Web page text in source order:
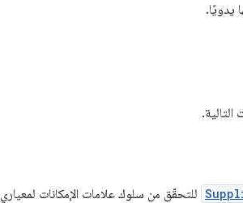
يدويًا.
التالية.
للتحقّق من سلوك علامات الإمكانات لمعياري WPA3 وOWE.